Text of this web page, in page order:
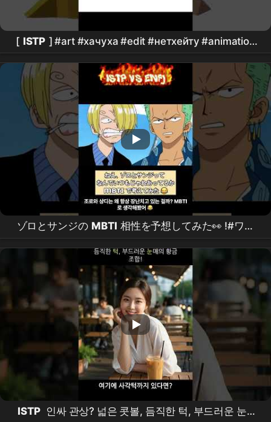
[ ISTP ] #art #хачуха #edit #нетхейту #animation
# MBTI #хы #digitalart #artist #drawing #gacha
#fnf
ゾロとサンジの MBTI 相性を予想してみた👀 !#ワン
ピース # MBTI #shorts
ISTP 인싸 관상? 넓은 콧볼, 듬직한 턱, 부드러운 눈매